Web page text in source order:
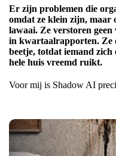
Er zijn problemen die
omdat ze klein zijn, maar
lawaai. Ze verstoren
in kwartaalrapporten. Ze
beetje, totdat iemand
hele huis vreemd ruikt.
Voor mij is Shadow AI